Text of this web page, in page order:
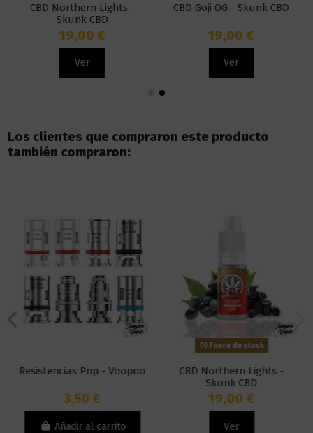
CBD Northern Lights -
Skunk CBD
19,00 €
Ver
CBD Goji OG - Skunk CBD
19,00 €
Ver
Los clientes que compraron este producto
también compraron:
Resistencias Pnp - Voopoo
3,50 €
Añadir al carrito
Fuera de stock
CBD Northern Lights -
Skunk CBD
19,00 €
Ver